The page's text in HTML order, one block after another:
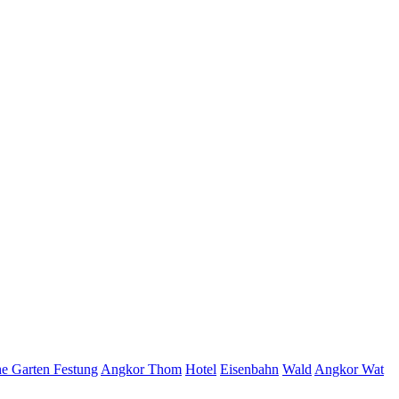
Garten Festung Angkor Thom Hotel Eisenbahn Wald Angkor Wat